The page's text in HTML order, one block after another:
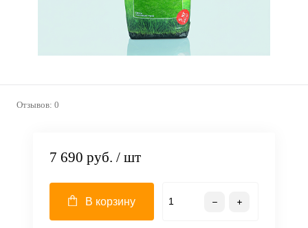
Отзывов: 0
7 690 руб. / шт
В корзину